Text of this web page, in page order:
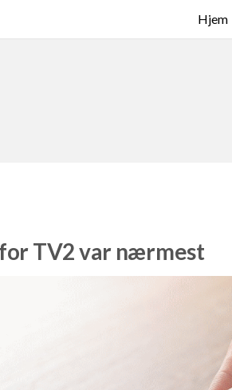
Hjem
TV2 var nærmest